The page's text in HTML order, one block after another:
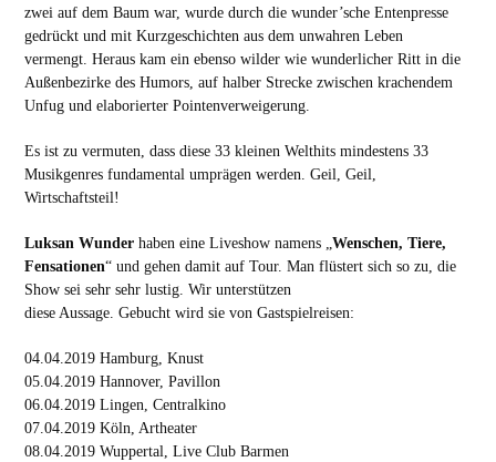
zwei auf dem Baum war, wurde durch die wunder’sche Entenpresse
gedrückt und mit Kurzgeschichten aus dem unwahren Leben
vermengt. Heraus kam ein ebenso wilder wie wunderlicher Ritt in die
Außenbezirke des Humors, auf halber Strecke zwischen krachendem
Unfug und elaborierter Pointenverweigerung.
Es ist zu vermuten, dass diese 33 kleinen Welthits mindestens 33
Musikgenres fundamental umprägen werden. Geil, Geil,
Wirtschaftsteil!
Luksan Wunderhaben eine Liveshow namens „ Wenschen, Tiere,
Fensationen“ und gehen damit auf Tour. Man flüstert sich so zu, die
Show sei sehr sehr lustig. Wir unterstützen
diese Aussage. Gebucht wird sie von Gastspielreisen:
04.04.2019 Hamburg, Knust
05.04.2019 Hannover, Pavillon
06.04.2019 Lingen, Centralkino
07.04.2019 Köln, Artheater
08.04.2019 Wuppertal, Live Club Barmen